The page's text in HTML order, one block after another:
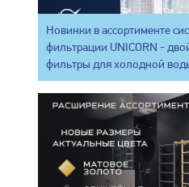
Новинки в ассортименте
фильтрации UNICORN -
фильтры для холодной